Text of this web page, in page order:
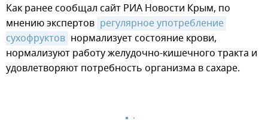
Как ранее сообщал сайт РИА Новости Крым, по
мнению экспертов регулярное употребление
сухофруктов нормализует состояние крови,
нормализуют работу желудочно-кишечного тракта и
удовлетворяют потребность организма в сахаре.